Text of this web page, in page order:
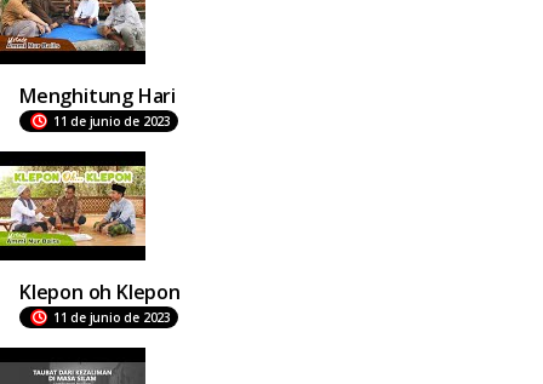
Menghitung Hari
11 de junio de 2023
Klepon oh Klepon
11 de junio de 2023